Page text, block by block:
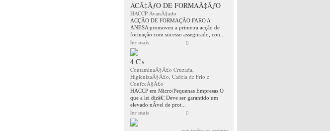
ACÃ‡ÃƒO DE FORMAÃ‡ÃƒO
HACCP AvanÃ§ado
ACÇÃO DE FORMAÇÃO FARO A
ANESA promoveu a primeira acção de
formação com sucesso assegurado, con...
ler mais
0
4 C's
ContaminaÃ§Ã£o Cruzada,
HigienizaÃ§Ã£o, Cadeia de Frio e
ConfecÃ§Ã£o
HACCP em Micro/Pequenas Empresas O
que a lei dizâ€¦ Deve ser garantido um
elevado nÃ­vel de prot...
ler mais
0